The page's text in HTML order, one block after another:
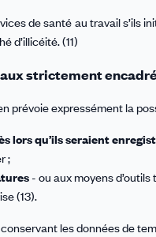
de santé au travail s’ils
d’illicéité. (11)
strictement
prévoie expressément la
lors qu’ils seraient
;
- ou aux moyens
(13).
les données de